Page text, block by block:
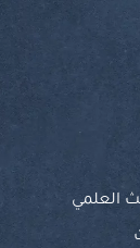
العلمي